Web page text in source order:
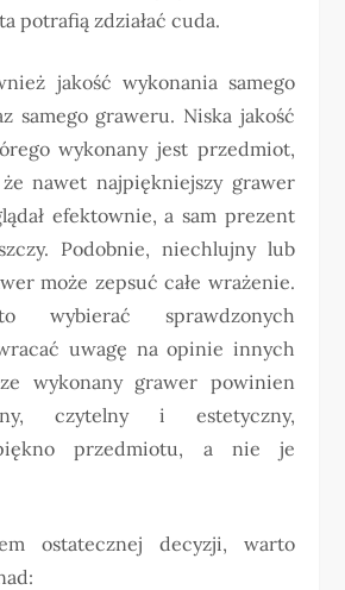
potrafią zdziałać cuda.
jakość wykonania samego
samego graweru. Niska jakość
wykonany jest przedmiot,
nawet najpiękniejszy grawer
efektownie, a sam prezent
Podobnie, niechlujny lub
może zepsuć całe wrażenie.
wybierać sprawdzonych
uwagę na opinie innych
wykonany grawer powinien
czytelny i estetyczny,
przedmiotu, a nie je
ostatecznej decyzji, warto